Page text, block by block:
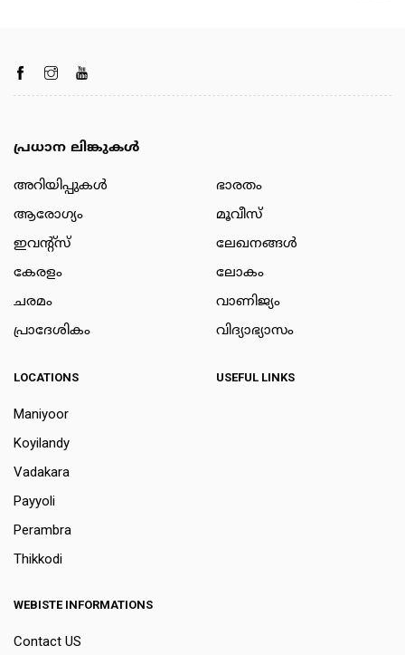
പ്രധാന ലിങ്കുകൾ
അറിയിപ്പുകള്‍
ആരോഗ്യം
ഇവന്റ്സ്
കേരളം
ചരമം
പ്രാദേശികം
ഭാരതം
മൂവീസ്
ലേഖനങ്ങള്‍
ലോകം
വാണിജ്യം
വിദ്യാഭ്യാസം
LOCATIONS
Maniyoor
Koyilandy
Vadakara
Payyoli
Perambra
Thikkodi
USEFUL LINKS
WEBISTE INFORMATIONS
Contact US